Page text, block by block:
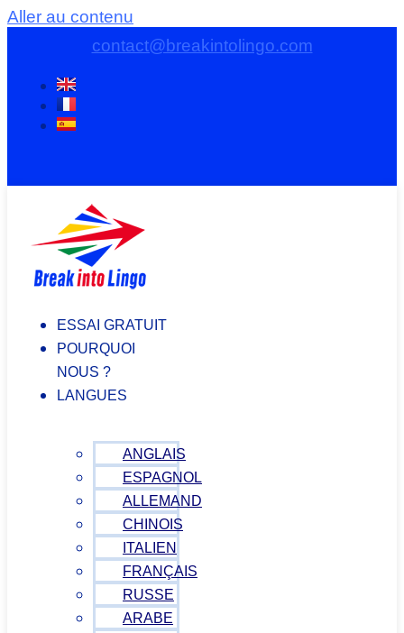
Aller au contenu
contact@breakintolingo.com
ESSAI GRATUIT
POURQUOI
NOUS ?
LANGUES
ANGLAIS
ESPAGNOL
ALLEMAND
CHINOIS
ITALIEN
FRANÇAIS
RUSSE
ARABE